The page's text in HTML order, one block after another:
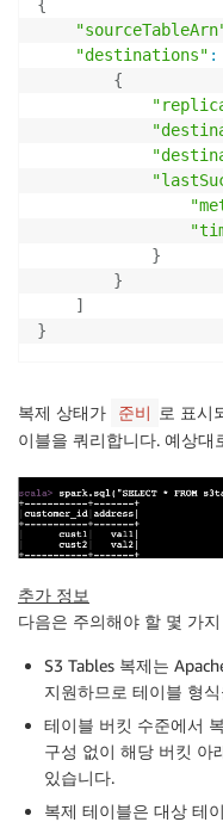
{
"destinations" :
{
}
}
]
}
복제 상태가 준비
로 표시
이블을 쿼리합니다. 예상
추가 정보
다음은 주의해야 할 몇 가
S3 Tables 복제는
지원하므로 테이블 형
테이블 버킷 수준에서
구성 없이 해당 버킷 아
있습니다.
복제 테이블은 대상 테